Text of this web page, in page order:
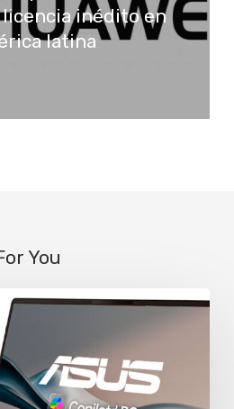
inédito en
latina
You